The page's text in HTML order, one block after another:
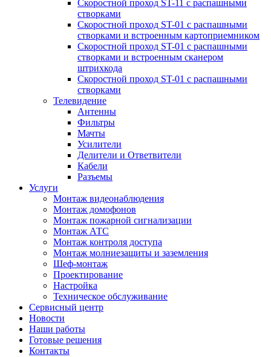
Скоростной проход ST-11 с распашными
створками
Скоростной проход ST-01 с распашными
створками и встроенным картоприемником
Скоростной проход ST-01 с распашными
створками и встроенным сканером
штрихкода
Скоростной проход ST-01 с распашными
створками
Телевидение
Антенны
Фильтры
Мачты
Усилители
Делители и Ответвители
Кабели
Разъемы
Услуги
Монтаж видеонаблюдения
Монтаж домофонов
Монтаж пожарной сигнализации
Монтаж АТС
Монтаж контроля доступа
Монтаж молниезащиты и заземления
Шеф-монтаж
Проектирование
Настройка
Техническое обслуживание
Сервисный центр
Новости
Наши работы
Готовые решения
Контакты